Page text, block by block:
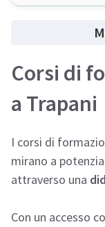
Corsi di
a Trapani
I corsi di
mirano a
attraverso una
Con un accesso